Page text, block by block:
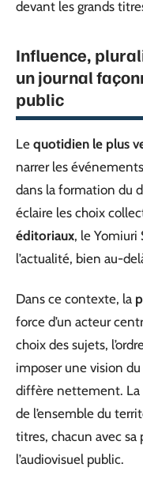
devant les grands
Influence,
un journal
public
Le quotidien le plus
narrer les
dans la formation du
éclaire les choix
éditoriaux, le
l’actualité, bien au-
Dans ce contexte, la
force d’un acteur
choix des sujets,
imposer une vision
diffère nettement. La
de l’ensemble du
titres, chacun avec
l’audiovisuel public.